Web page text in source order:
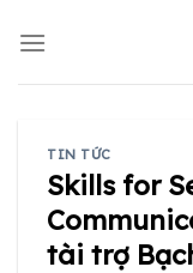
TIN TỨC
Skills for
tài trợ